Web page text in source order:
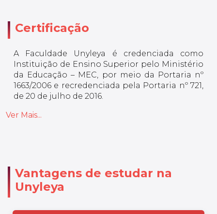
Certificação
A Faculdade Unyleya é credenciada como
Instituição de Ensino Superior pelo Ministério
da Educação – MEC, por meio da Portaria nº
1663/2006 e recredenciada pela Portaria nº 721,
de 20 de julho de 2016.
Ver Mais...
Vantagens de estudar na
Unyleya